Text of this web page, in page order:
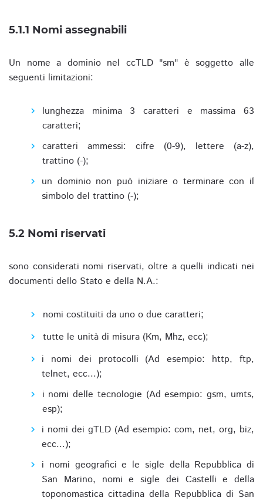
5.1.1 Nomi assegnabili
Un nome a dominio nel ccTLD "sm" è soggetto alle
seguenti limitazioni:
lunghezza minima 3 caratteri e massima 63
caratteri;
caratteri ammessi: cifre (0-9), lettere (a-z),
trattino (-);
un dominio non può iniziare o terminare con il
simbolo del trattino (-);
5.2 Nomi riservati
sono considerati nomi riservati, oltre a quelli indicati nei
documenti dello Stato e della N.A.:
nomi costituiti da uno o due caratteri;
tutte le unità di misura (Km, Mhz, ecc);
i nomi dei protocolli (Ad esempio: http, ftp,
telnet, ecc...);
i nomi delle tecnologie (Ad esempio: gsm, umts,
esp);
i nomi dei gTLD (Ad esempio: com, net, org, biz,
ecc...);
i nomi geografici e le sigle della Repubblica di
San Marino, nomi e sigle dei Castelli e della
toponomastica cittadina della Repubblica di San